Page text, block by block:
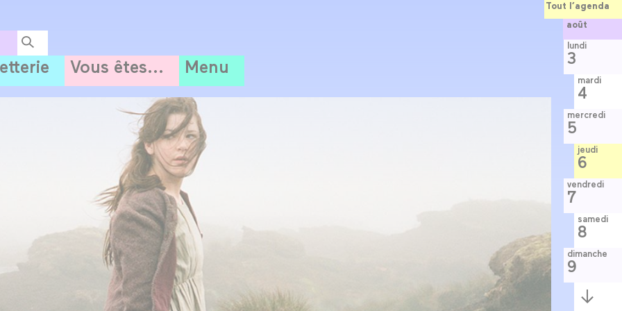
Vous êtes... Menu
Tout l’agenda
août
lundi
3
mardi
4
mercredi
5
jeudi
6
vendredi
7
samedi
8
dimanche
9
Semaine
suivante